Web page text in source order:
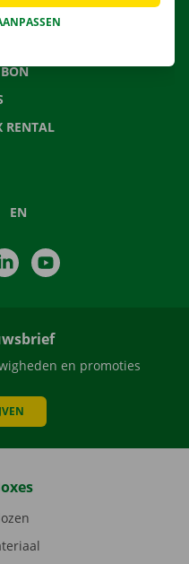
VRAGEN
RENTAL
EN
LinkedIn
en promoties